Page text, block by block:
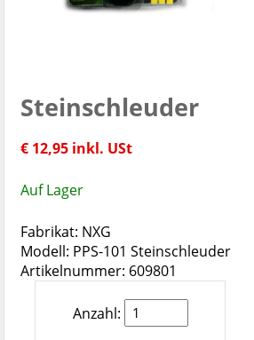
Steinschleuder
€ 12,95 inkl. USt
Auf Lager
Fabrikat: NXG
Modell: PPS-101 Steinschleuder
Artikelnummer: 609801
Anzahl: